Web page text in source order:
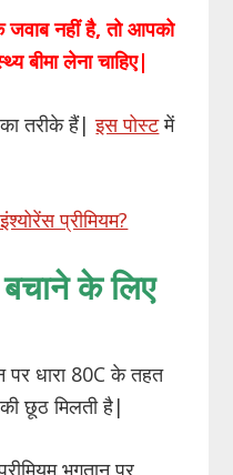
नहीं है, तो आपको
बीमा लेना चाहिए|
तरीके हैं|इस पोस्टमें
प्रीमियम?
के लिए
पर धारा 80C के तहत
छूठ मिलती है|
भुगतान पर